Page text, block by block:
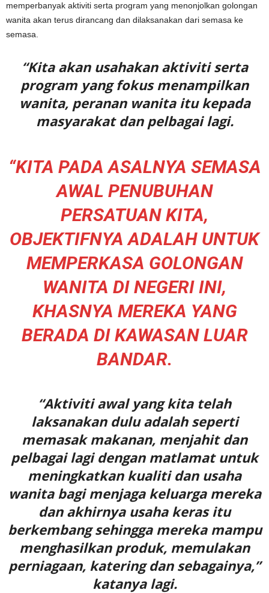
memperbanyak aktiviti serta program yang menonjolkan golongan
wanita akan terus dirancang dan dilaksanakan dari semasa ke
semasa.
“Kita akan usahakan aktiviti serta
program yang fokus menampilkan
wanita, peranan wanita itu kepada
masyarakat dan pelbagai lagi.
“KITA PADA ASALNYA SEMASA
AWAL PENUBUHAN
PERSATUAN KITA,
OBJEKTIFNYA ADALAH UNTUK
MEMPERKASA GOLONGAN
WANITA DI NEGERI INI,
KHASNYA MEREKA YANG
BERADA DI KAWASAN LUAR
BANDAR.
“Aktiviti awal yang kita telah
laksanakan dulu adalah seperti
memasak makanan, menjahit dan
pelbagai lagi dengan matlamat untuk
meningkatkan kualiti dan usaha
wanita bagi menjaga keluarga mereka
dan akhirnya usaha keras itu
berkembang sehingga mereka mampu
menghasilkan produk, memulakan
perniagaan, katering dan sebagainya,”
katanya lagi.